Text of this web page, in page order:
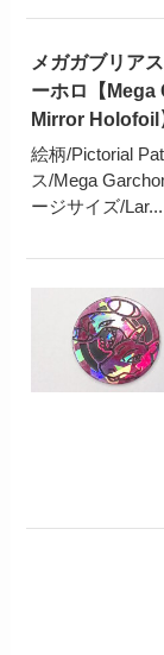
メガガブリア
ーホロ【
Mirror Holofoil
絵柄/Pictorial
ス/Mega
ージサイズ/Lar...